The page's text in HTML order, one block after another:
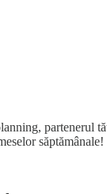
partenerul
săptămânale!